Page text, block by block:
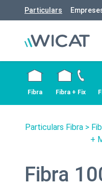
Particulars
Fibra Fibra + Fix
Particulars Fibra>
+
Fibra